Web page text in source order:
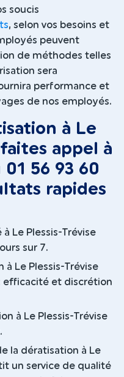
soucis
, selon vos besoins et
peuvent
de méthodes telles
sera
performance et
de nos employés.
à Le
appel à
56 93 60
rapides
Le Plessis-Trévise
sur 7.
à Le Plessis-Trévise
efficacité et discrétion
à Le Plessis-Trévise
la dératisation à Le
un service de qualité